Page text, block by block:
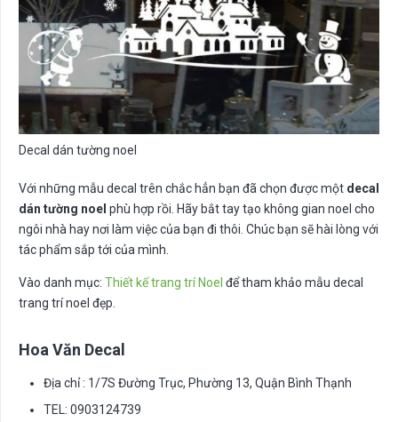
Decal dán tường noel
Với những mẫu decal trên chắc hẳn bạn đã chọn được một decal
dán tường noel phù hợp rồi. Hãy bắt tay tạo không gian noel cho
ngôi nhà hay nơi làm việc của bạn đi thôi. Chúc bạn sẽ hài lòng với
tác phẩm sắp tới của mình.
Vào danh mục: Thiết kế trang trí Noel để tham khảo mẫu decal
trang trí noel đẹp.
Hoa Văn Decal
Địa chỉ : 1/7S Đường Trục, Phường 13, Quận Bình Thạnh
TEL: 0903124739